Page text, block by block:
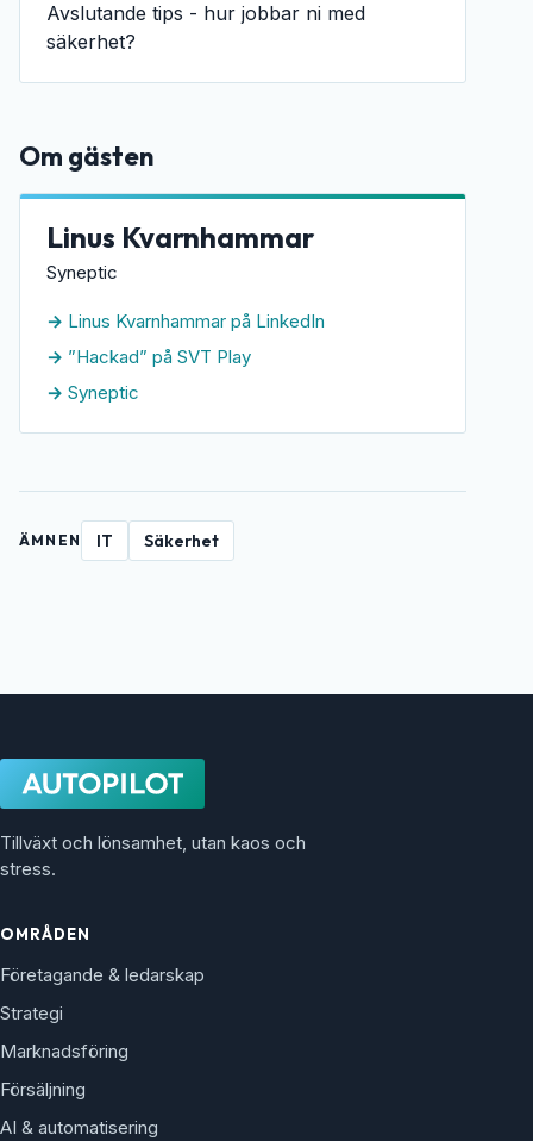
Avslutande tips - hur jobbar ni med
säkerhet?
Om gästen
Linus Kvarnhammar
Syneptic
Linus Kvarnhammar på LinkedIn
”Hackad” på SVT Play
Syneptic
ÄMNEN IT Säkerhet
Tillväxt och lönsamhet, utan kaos och
stress.
OMRÅDEN
Företagande & ledarskap
Strategi
Marknadsföring
Försäljning
AI & automatisering